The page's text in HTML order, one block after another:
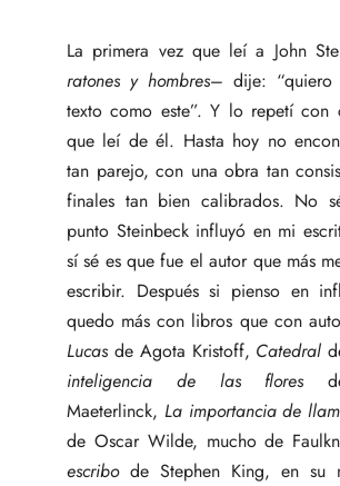
La primera vez que leí a John
ratones y hombres– dije:
texto como este”. Y lo repetí con
que leí de él. Hasta hoy no
tan parejo, con una obra tan
finales tan bien calibrados. No
punto Steinbeck influyó en mi
sí sé es que fue el autor que más
escribir. Después si pienso en
quedo más con libros que con
Lucas de Agota Kristoff, Catedral
inteligencia de las flores
Maeterlinck, La importancia de
de Oscar Wilde, mucho de
escribo de Stephen King, en su